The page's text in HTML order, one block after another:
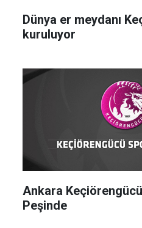
Dünya er meydanı
kuruluyor
Ankara Keçiörengücü
Peşinde